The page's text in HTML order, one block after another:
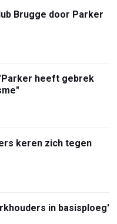
Brugge door Parker
heeft gebrek
keren zich tegen
in basisploeg'